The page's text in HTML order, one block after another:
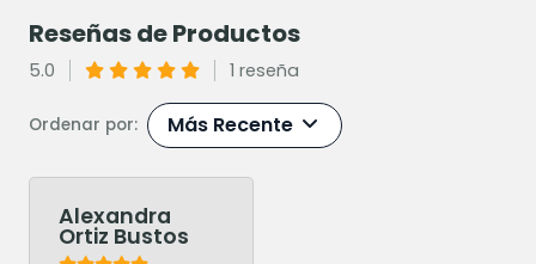
Reseñas de Productos
5.0 1 reseña
Ordenar por: Más Recente
Alexandra
Ortiz Bustos